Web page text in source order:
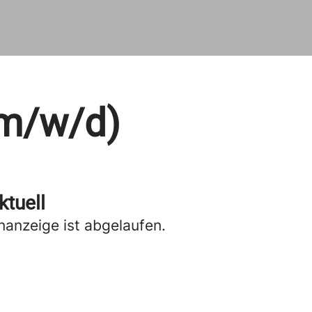
w/d)
ist abgelaufen.